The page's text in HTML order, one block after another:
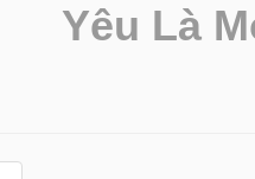
Yêu Là